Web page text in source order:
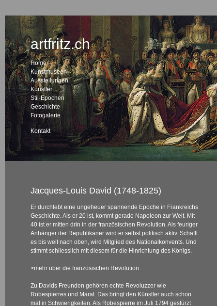
artfritz.ch
Home
Kunstmuseen
Ausstellungen
Künstler
Stil-Epochen
Geschichte
Fotogalerie
Kontakt
Jacques-Louis David (1748-1825)
Er durchlebt eine ungeheuer spannende Epoche in Frankreichs
Geschichte. Als er 20 ist, kommt gerade Napoleon zur Welt. Mit
40 ist er mitten drin in der französischen Revolution.Als feuriger
Anhänger der Republikaner wird er selbst politisch aktiv. Schafft
es bis weit nach oben, wird Mitglied des Nationalkonvents. Und
stimmt schliesslich mit diesem für die Hinrichtung des Königs.
>mehr über die französischen Revolution
Zu Davids Freunden gehören echte Revoluzzer wie
Robespierres und Marat. Das bringt den Künstler auch schon
mal in Schwierigkeiten. Als Robespierre im Juli 1794 gestürzt